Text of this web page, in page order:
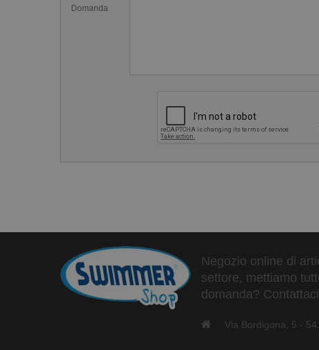
Domanda
Negozio online di
settore, mettiamo
domanda?
Via Bordigona, 5 -